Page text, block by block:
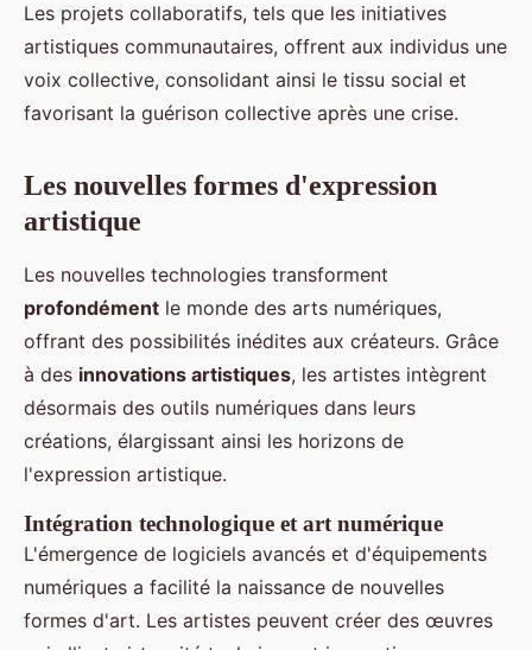
Les projets collaboratifs, tels que les initiatives
artistiques communautaires, offrent aux individus une
voix collective, consolidant ainsi le tissu social et
favorisant la guérison collective après une crise.
Les nouvelles formes d'expression
artistique
Les nouvelles technologies transforment
profondément le monde des arts numériques,
offrant des possibilités inédites aux créateurs. Grâce
à des innovations artistiques, les artistes intègrent
désormais des outils numériques dans leurs
créations, élargissant ainsi les horizons de
l'expression artistique.
Intégration technologique et art numérique
L'émergence de logiciels avancés et d'équipements
numériques a facilité la naissance de nouvelles
formes d'art. Les artistes peuvent créer des œuvres